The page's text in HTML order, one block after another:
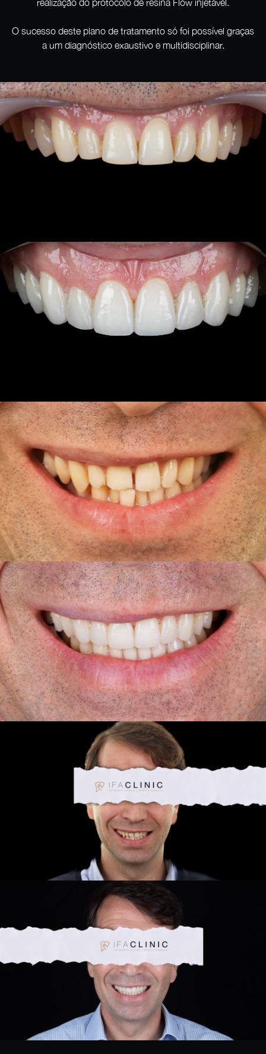
realização do protocolo de resina Flow injetável.
O sucesso deste plano de tratamento só foi possível graças
a um diagnóstico exaustivo e multidisciplinar.